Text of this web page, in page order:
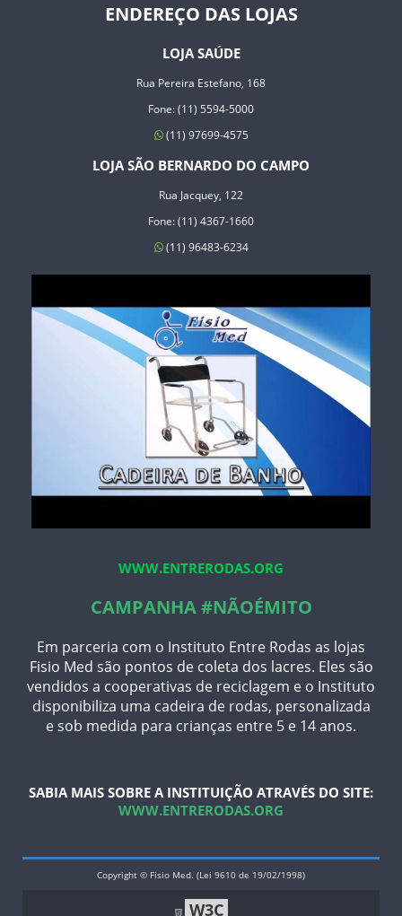
ENDEREÇO DAS LOJAS
LOJA SAÚDE
Rua Pereira Estefano, 168
Fone: (11) 5594-5000
(11) 97699-4575
LOJA SÃO BERNARDO DO CAMPO
Rua Jacquey, 122
Fone: (11) 4367-1660
(11) 96483-6234
WWW.ENTRERODAS.ORG
CAMPANHA #NÃOÉMITO
Em parceria com o Instituto Entre Rodas as lojas
Fisio Med são pontos de coleta dos lacres. Eles são
vendidos a cooperativas de reciclagem e o Instituto
disponibiliza uma cadeira de rodas, personalizada
e sob medida para crianças entre 5 e 14 anos.
SABIA MAIS SOBRE A INSTITUIÇÃO ATRAVÉS DO SITE:
WWW.ENTRERODAS.ORG
Copyright © Fisio Med. (Lei 9610 de 19/02/1998)
W3C